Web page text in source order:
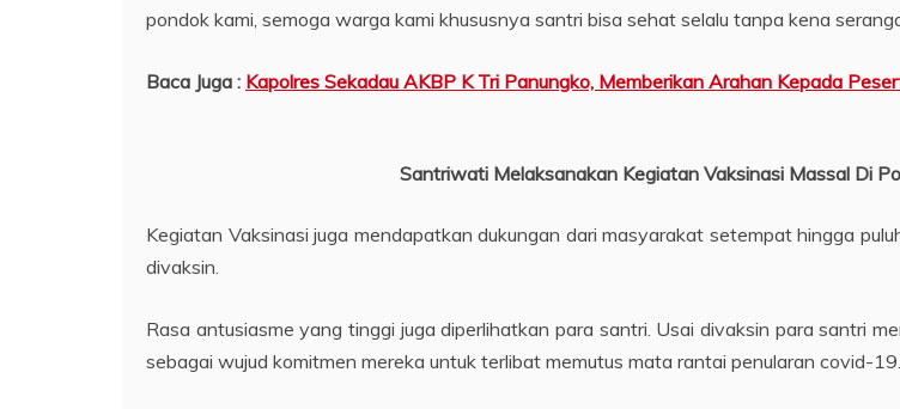
pondok kami, semoga warga kami khususnya santri bisa sehat selalu tanpa kena
Baca Juga : Kapolres Sekadau AKBP K Tri Panungko, Memberikan Arahan Kepada
Santriwati Melaksanakan Kegiatan Vaksinasi Massal Di
Kegiatan Vaksinasi juga mendapatkan dukungan dari masyarakat setempat hingga
divaksin.
Rasa antusiasme yang tinggi juga diperlihatkan para santri. Usai divaksin para santri
sebagai wujud komitmen mereka untuk terlibat memutus mata rantai penularan covid-19.